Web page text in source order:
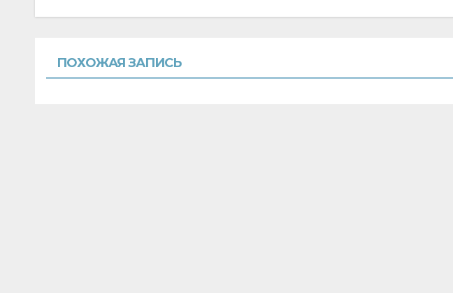
ПОХОЖАЯ ЗАПИСЬ